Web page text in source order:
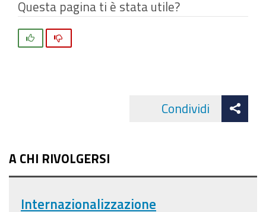
Questa pagina ti è stata utile?
Condividi
A CHI RIVOLGERSI
Internazionalizzazione